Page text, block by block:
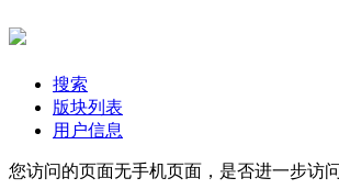
搜索
版块列表
用户信息
您访问的页面无手机页面，是否进一步访